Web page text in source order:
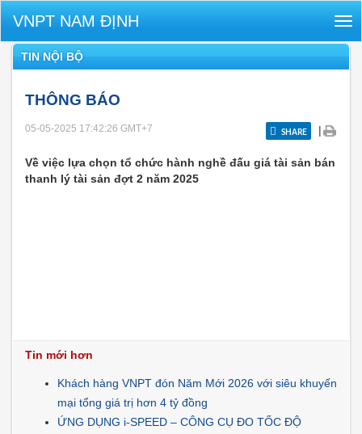
VNPT NAM ĐỊNH
TIN NỘI BỘ
THÔNG BÁO
05-05-2025 17:42:26 GMT+7 SHARE |
Về việc lựa chọn tổ chức hành nghề đấu giá tài sản bán
thanh lý tài sản đợt 2 năm 2025
Tin mới hơn
Khách hàng VNPT đón Năm Mới 2026 với siêu khuyến
mại tổng giá trị hơn 4 tỷ đồng
ỨNG DỤNG i-SPEED – CÔNG CỤ ĐO TỐC ĐỘ